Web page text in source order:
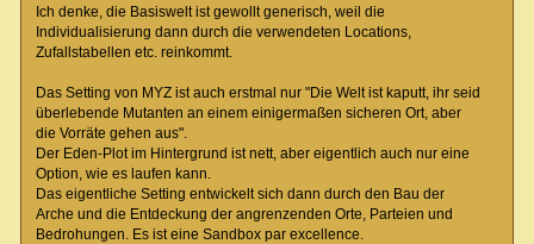
Ich denke, die Basiswelt ist gewollt generisch, weil die
Individualisierung dann durch die verwendeten Locations,
Zufallstabellen etc. reinkommt.
Das Setting von MYZ ist auch erstmal nur "Die Welt ist kaputt, ihr seid
überlebende Mutanten an einem einigermaßen sicheren Ort, aber
die Vorräte gehen aus".
Der Eden-Plot im Hintergrund ist nett, aber eigentlich auch nur eine
Option, wie es laufen kann.
Das eigentliche Setting entwickelt sich dann durch den Bau der
Arche und die Entdeckung der angrenzenden Orte, Parteien und
Bedrohungen. Es ist eine Sandbox par excellence.